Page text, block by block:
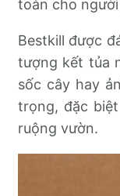
toàn cho
Bestkill được
tượng kết tủa
sốc cây hay
trọng, đặc
ruộng vườn.